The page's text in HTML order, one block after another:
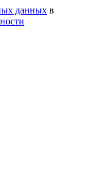
данных в